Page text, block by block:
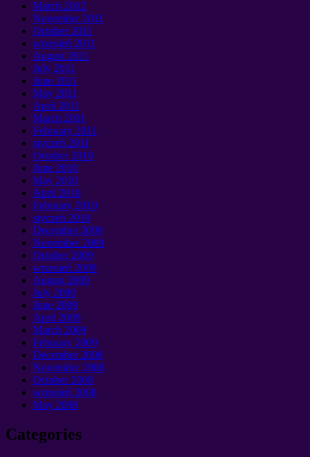
March 2012
November2011
October2011
wrzesień 2011
August 2011
July 2011
June 2011
May 2011
April 2011
March 2011
February 2011
styczeń 2011
October2010
June 2010
May 2010
April 2010
February 2010
styczeń 2010
December2009
November2009
October2009
wrzesień 2009
August 2009
July 2009
June 2009
April 2009
March 2009
February 2009
December2008
November2008
October2008
wrzesień 2008
May 2008
Categories